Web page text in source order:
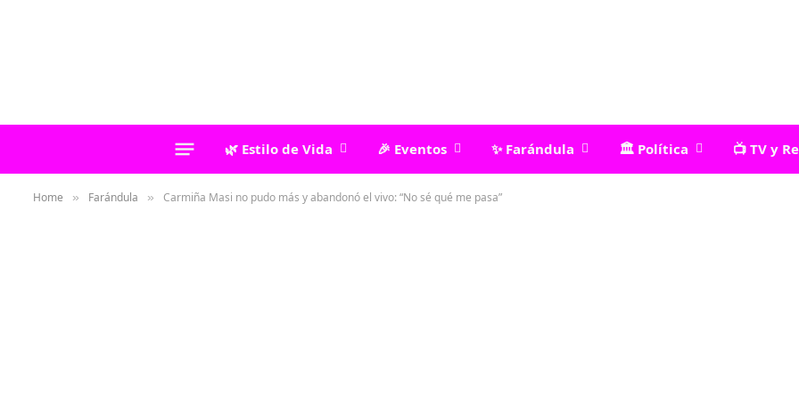
🌿 Estilo de Vida 🎉 Eventos ✨ Farándula 🏛️ Política 📺 TV y
Home » Farándula » Carmiña Masi no pudo más y abandonó el vivo: “No sé qué me pasa”